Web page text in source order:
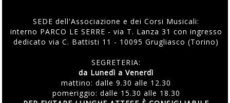
SEDE dell'Associazione e dei Corsi Musicali:
interno PARCO LE SERRE - via T. Lanza 31 con ingresso
dedicato via C. Battisti 11 - 10095 Grugliasco (Torino)
SEGRETERIA:
da Lunedì a Venerdì
mattino: dalle 9.30 alle 12.30
pomeriggio: dalle 15.30 alle 18.30